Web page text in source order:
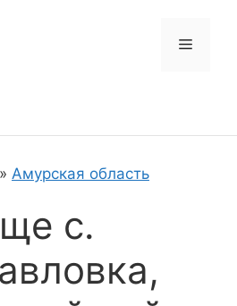
Меню
» Амурская область
с.